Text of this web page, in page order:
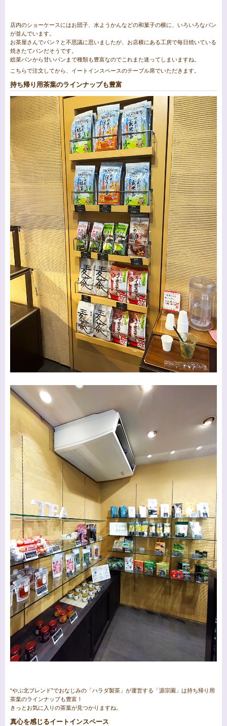
店内のショーケースにはお団子、水ようかんなどの和菓子の横に、いろいろなパン
が並んでいます。
お茶屋さんでパン？と不思議に思いましたが、お店横にある工房で毎日焼いている
焼きたてパンだそうです。
総菜パンから甘いパンまで種類も豊富なのでこれまた迷ってしまいますね。
こちらで注文してから、イートインスペースのテーブル席でいただきます。
持ち帰り用茶葉のラインナップも豊富
“やぶ北ブレンド”でおなじみの「ハラダ製茶」が運営する「源宗園」は持ち帰り用
茶葉のラインナップも豊富！
きっとお気に入りの茶葉が見つかりますね。
真心を感じるイートインスペース